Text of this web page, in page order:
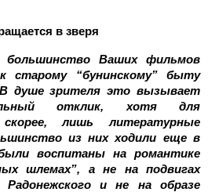
в зверя
большинство Ваших фильмов
старому “бунинскому” быту
В душе зрителя это вызывает
отклик, хотя для
лишь литературные
из них ходили еще в
воспитаны на романтике
шлемах”, а не на подвигах
Радонежского и не на образе